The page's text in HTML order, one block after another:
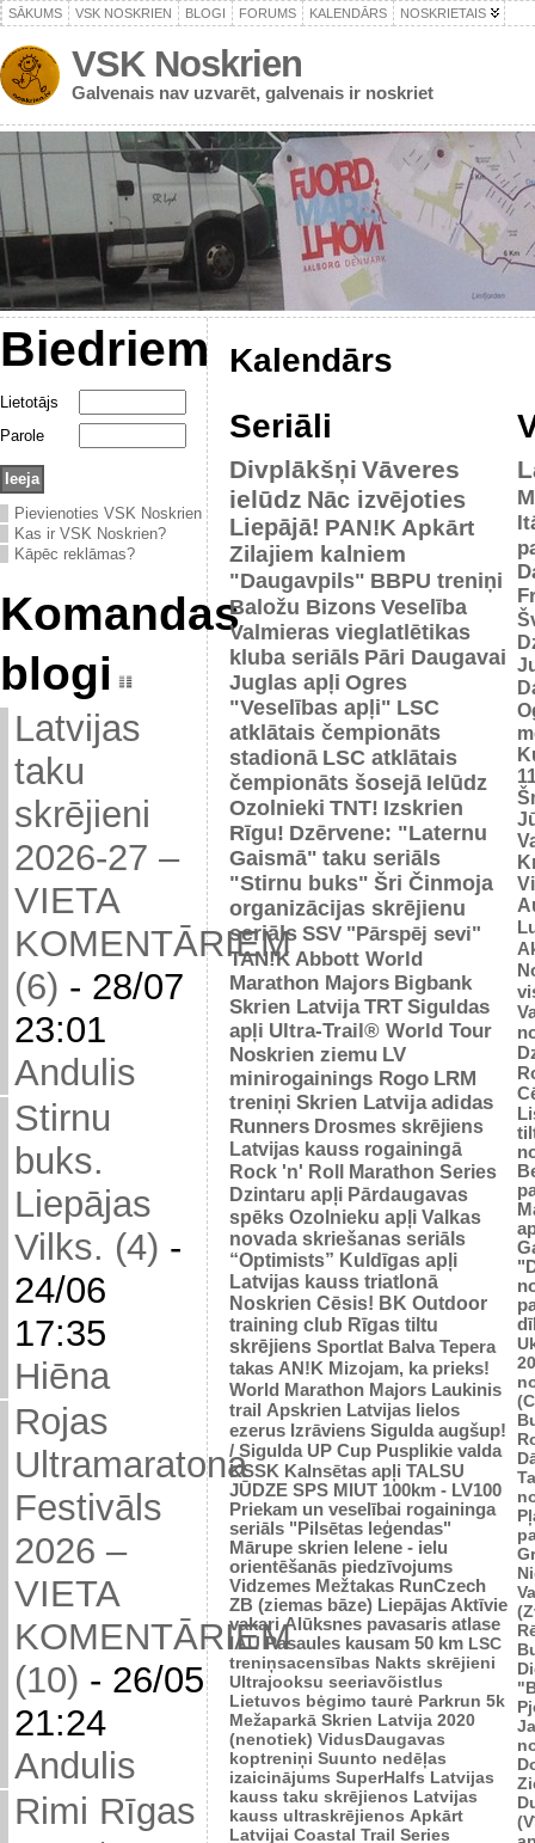
SĀKUMS VSK NOSKRIEN BLOGI FORUMS KALENDĀRS NOSKRIETAIS
VSK Noskrien
Galvenais nav uzvarēt, galvenais ir noskriet
Biedriem
Lietotājs
Parole
Pievienoties VSK Noskrien
Kas ir VSK Noskrien?
Kāpēc reklāmas?
Komandas
blogi
Latvijas
taku
skrējieni
2026-27 –
VIETA
KOMENTĀRIEM
(6) - 28/07
23:01
Andulis
Stirnu
buks.
Liepājas
Vilks. (4) -
24/06
17:35
Hiēna
Rojas
Ultramaratona
Festivāls
2026 –
VIETA
KOMENTĀRIEM
(10) - 26/05
21:24
Andulis
Rimi Rīgas
Kalendārs
Seriāli
Divplākšņi Vāveres
ielūdz Nāc izvējoties
Liepājā! PAN!K Apkārt
Zilajiem kalniem
"Daugavpils" BBPU treniņi
Baložu BizonsVeselība
Valmieras vieglatlētikas
kluba seriāls Pāri Daugavai
Juglas apļi Ogres
"Veselības apļi" LSC
atklātais čempionāts
stadionā LSC atklātais
čempionāts šosejā Ielūdz
Ozolnieki TNT! Izskrien
Rīgu! Dzērvene: "Laternu
Gaismā" taku seriāls
"Stirnu buks" Šri Činmoja
organizācijas skrējienu
seriāls SSV "Pārspēj sevi"
TAN!K Abbott World
Marathon Majors Bigbank
Skrien Latvija TRT Siguldas
apļi Ultra-Trail® World Tour
Noskrien ziemu LV
minirogainings Rogo LRM
treniņi Skrien Latvija adidas
Runners Drosmes skrējiens
Latvijas kauss rogainingā
Rock 'n' Roll Marathon Series
Dzintaru apļi Pārdaugavas
spēks Ozolnieku apļi Valkas
novada skriešanas seriāls
“Optimists” Kuldīgas apļi
Latvijas kauss triatlonā
Noskrien Cēsis! BK Outdoor
training club Rīgas tiltu
skrējiens Sportlat Balva Tepera
takas AN!K Mizojam, ka prieks!
World Marathon Majors Laukinis
trail Apskrien Latvijas lielos
ezerus Izrāviens Sigulda augšup!
/ Sigulda UP Cup Pusplikie valda
KSSK Kalnsētas apļi TALSU
JŪDZE SPS MIUT 100km - LV100
Priekam un veselībai rogaininga
seriāls "Pilsētas leģendas"
Mārupe skrien Ielene - ielu
orientēšanās piedzīvojums
Vidzemes Mežtakas RunCzech
ZB (ziemas bāze) Liepājas Aktīvie
vakari Alūksnes pavasaris atlase
IAU Pasaules kausam 50 km LSC
treniņsacensības Nakts skrējieni
Ultrajooksu seeriavõistlus
Lietuvos bėgimo taurė Parkrun 5k
Mežaparkā Skrien Latvija 2020
(nenotiek) VidusDaugavas
koptreniņi Suunto nedēļas
izaicinājums SuperHalfs Latvijas
kauss taku skrējienos Latvijas
kauss ultraskrējienos Apkārt
Latvijai Coastal Trail Series